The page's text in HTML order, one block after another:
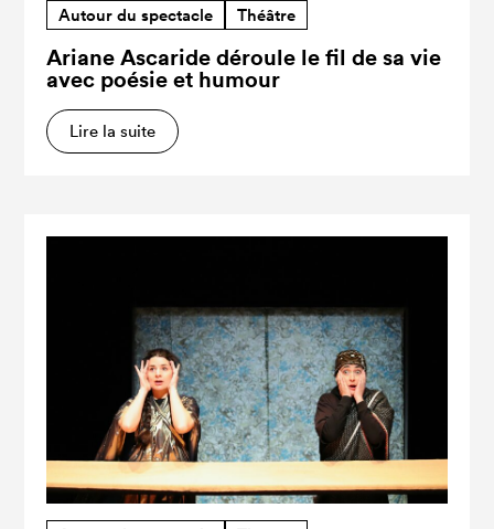
Autour du spectacle Théâtre
Ariane Ascaride déroule le fil de sa vie
avec poésie et humour
Lire la suite